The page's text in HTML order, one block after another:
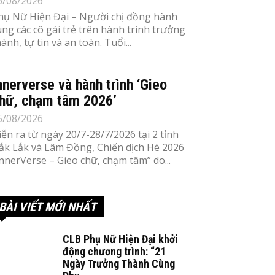
Nữ Hiện Đại – Người chị đồng hành
các cô gái trẻ trên hành trình trưởng
tự tin và an toàn. Tuổi...
và hành trình ‘Gieo
chạm tâm 2026’
08/2026
ra từ ngày 20/7-28/7/2026 tại 2 tỉnh
Lắk và Lâm Đồng, Chiến dịch Hè 2026
– Gieo chữ, chạm tâm” do...
BÀI VIẾT MỚI NHẤT
CLB Phụ Nữ Hiện Đại khởi
động chương trình: “21
Ngày Trưởng Thành Cùng